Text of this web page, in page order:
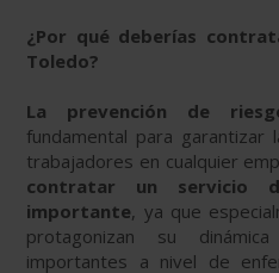
¿Por qué deberías
Toledo?
La prevención de
fundamental para
trabajadores en cualquier
contratar un servicio
importante, ya que
protagonizan su
importantes a nivel de